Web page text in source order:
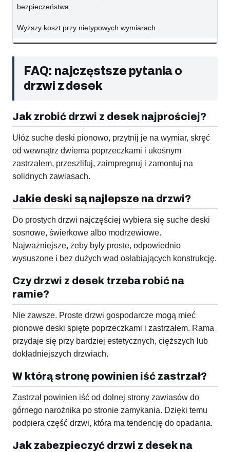
bezpieczeństwa
Wyższy koszt przy nietypowych wymiarach.
FAQ: najczęstsze pytania o
drzwi z desek
Jak zrobić drzwi z desek najprościej?
Ułóż suche deski pionowo, przytnij je na wymiar, skręć
od wewnątrz dwiema poprzeczkami i ukośnym
zastrzałem, przeszlifuj, zaimpregnuj i zamontuj na
solidnych zawiasach.
Jakie deski są najlepsze na drzwi?
Do prostych drzwi najczęściej wybiera się suche deski
sosnowe, świerkowe albo modrzewiowe.
Najważniejsze, żeby były proste, odpowiednio
wysuszone i bez dużych wad osłabiających konstrukcję.
Czy drzwi z desek trzeba robić na
ramie?
Nie zawsze. Proste drzwi gospodarcze mogą mieć
pionowe deski spięte poprzeczkami i zastrzałem. Rama
przydaje się przy bardziej estetycznych, cięższych lub
dokładniejszych drzwiach.
W którą stronę powinien iść zastrzał?
Zastrzał powinien iść od dolnej strony zawiasów do
górnego narożnika po stronie zamykania. Dzięki temu
podpiera część drzwi, która ma tendencję do opadania.
Jak zabezpieczyć drzwi z desek na